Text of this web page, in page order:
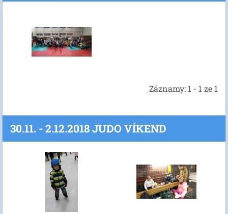
Záznamy: 1 - 1 ze 1
30.11. - 2.12.2018 JUDO VÍKEND